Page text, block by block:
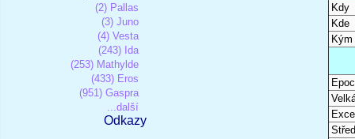
(2) Pallas
(3) Juno
(4) Vesta
(243) Ida
(253) Mathylde
(433) Eros
(951) Gaspra
...další
Odkazy
Kdy
Kde
Kým